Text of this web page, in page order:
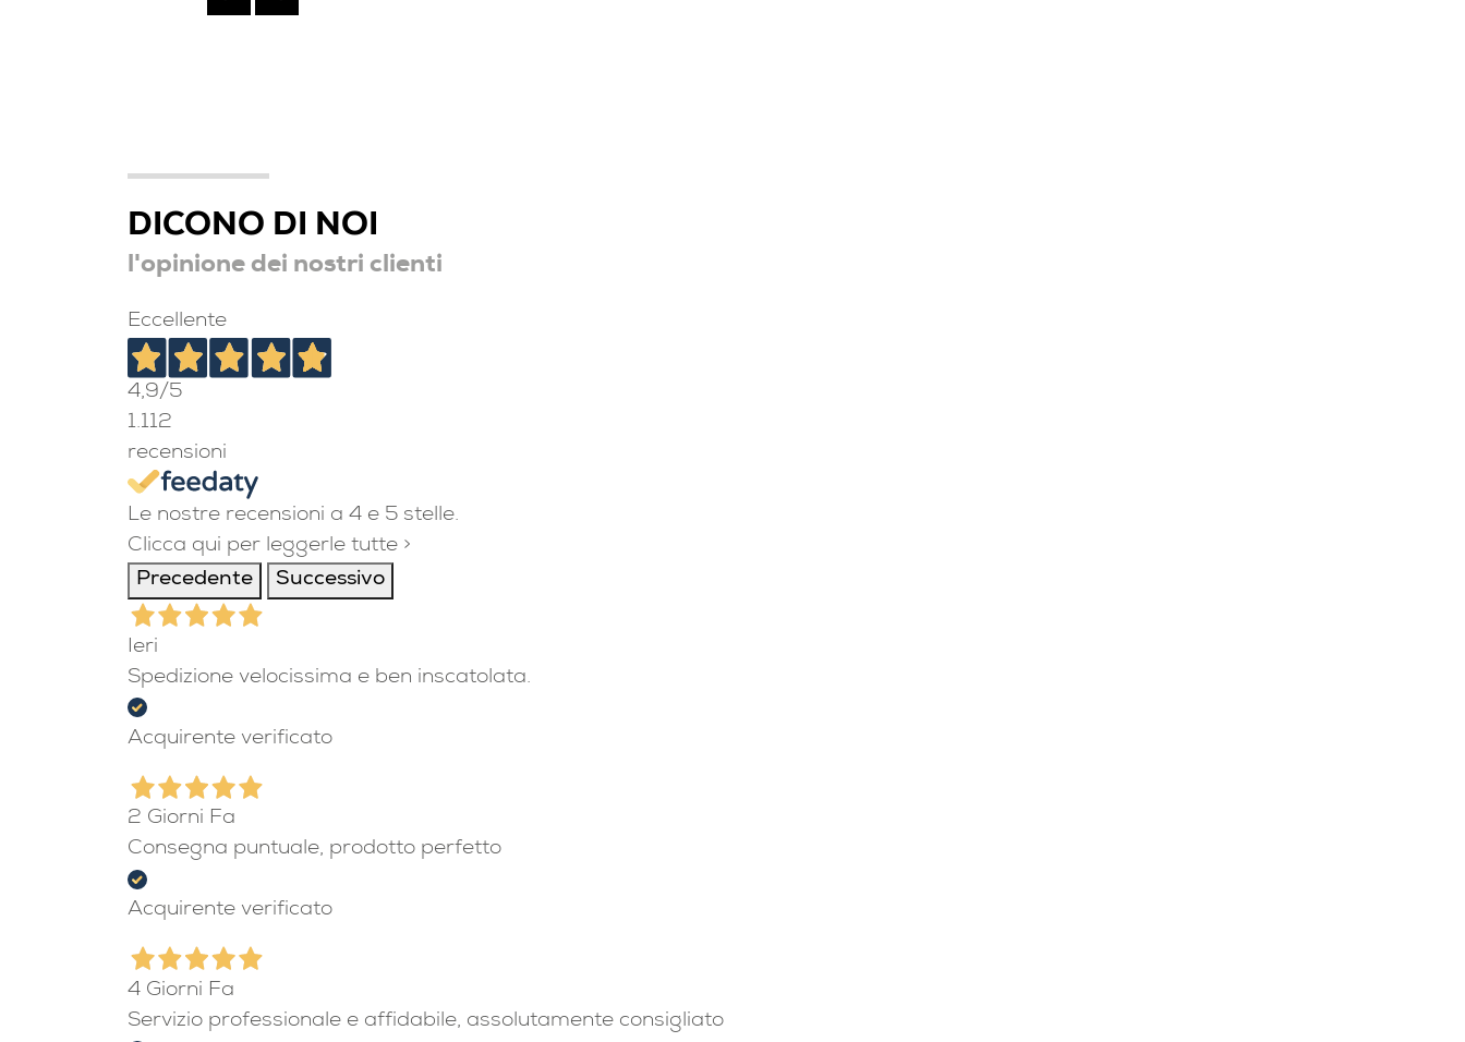
DICONO DI NOI
l'opinione dei nostri clienti
Eccellente
4,9/5
1.112
recensioni
Le nostre recensioni a 4 e 5 stelle.
Clicca qui per leggerle tutte >
Precedente
Successivo
Ieri
Spedizione velocissima e ben inscatolata.
Acquirente verificato
2 Giorni Fa
Consegna puntuale, prodotto perfetto
Acquirente verificato
4 Giorni Fa
Servizio professionale e affidabile, assolutamente consigliato